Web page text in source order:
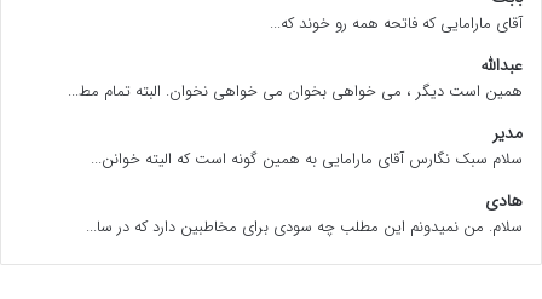
آقای مارامایی که فاتحه همه رو خوند که...
عبدالله
همین است دیگر ، می خواهی بخوان می خواهی نخوان. البته تمام مط...
مدیر
سلام سبک نگارس آقای مارامایی به همین گونه است که الیته خوانن...
هادی
سلام. من نمیدونم این مطلب چه سودی برای مخاطبین دارد که در سا...